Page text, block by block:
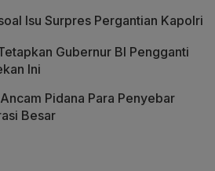
Isu Surpres Pergantian Kapolri
Gubernur BI Pengganti
Ini
Pidana Para Penyebar
Besar